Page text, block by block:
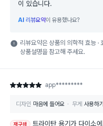
이 있습니다.
AI 리뷰요약이 유용했나요?
리뷰요약은 상품의 의학적 효능
상품설명을 참고해 주세요.
별점 5점 app*********
디자인 마음에 들어요 무게 사용하
재구매
트라이탄 용기가 다이소